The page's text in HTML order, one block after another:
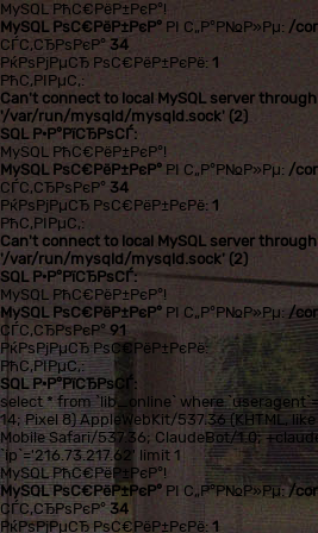
MySQL РћС€РёР±РєР°!
MySQL РѕС€РёР±РєР° РІ С„Р°Р№Р»Рµ: /
СЃС‚СЂРѕРєР° 34
РќРѕРјРµСЂ РѕС€РёР±РєРё: 1
РћС‚РІРµС‚:
Can't connect to local MySQL server
'/var/run/mysqld/mysqld.sock' (2)
SQL Р·Р°РїСЂРѕСЃ:
MySQL РћС€РёР±РєР°!
MySQL РѕС€РёР±РєР° РІ С„Р°Р№Р»Рµ: /
СЃС‚СЂРѕРєР° 34
РќРѕРјРµСЂ РѕС€РёР±РєРё: 1
РћС‚РІРµС‚:
Can't connect to local MySQL server
'/var/run/mysqld/mysqld.sock' (2)
SQL Р·Р°РїСЂРѕСЃ:
MySQL РћС€РёР±РєР°!
MySQL РѕС€РёР±РєР° РІ С„Р°Р№Р»Рµ: /
СЃС‚СЂРѕРєР° 91
РќРѕРјРµСЂ РѕС€РёР±РєРё:
РћС‚РІРµС‚:
SQL Р·Р°РїСЂРѕСЃ:
select * from `lib_online` where
14; Pixel 8) AppleWebKit/537.36 (KHTML,
Mobile Safari/537.36; ClaudeBot/1.0;
`ip`='216.73.217.62' limit 1
MySQL РћС€РёР±РєР°!
MySQL РѕС€РёР±РєР° РІ С„Р°Р№Р»Рµ:/
СЃС‚СЂРѕРєР°34
РќРѕРјРµСЂ РѕС€РёР±РєРё: 1